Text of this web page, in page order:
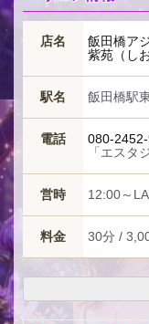
店名
飯田橋ア
紫苑（し
駅名 飯田橋駅
電話
080-
「エスタ
営時 12:00～
料金 30分 /